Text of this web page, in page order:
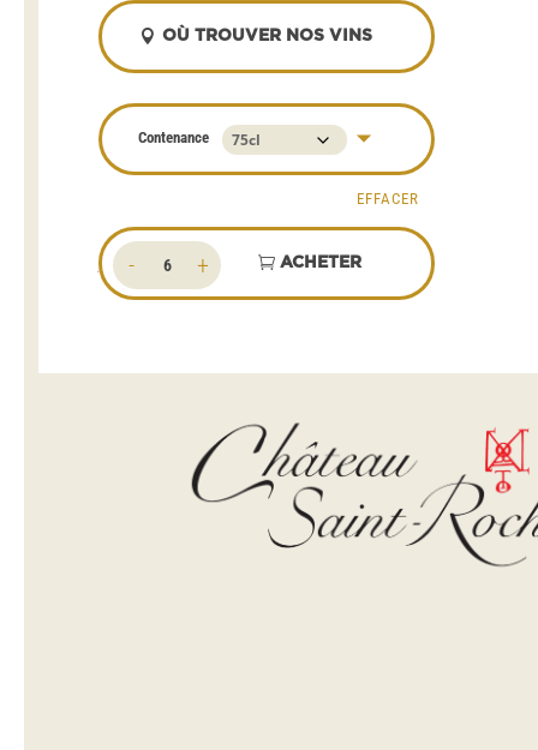
OÙ TROUVER NOS VINS
Contenance
EFFACER
quantité
de
Chimères
ACHETER